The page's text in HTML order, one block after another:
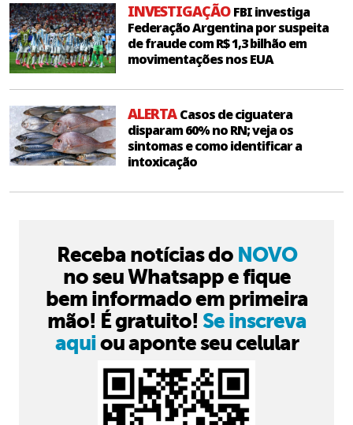
INVESTIGAÇÃOFBI investiga
Federação Argentina por suspeita
de fraude com R$ 1,3 bilhão em
movimentações nos EUA
ALERTACasos de ciguatera
disparam 60% no RN; veja os
sintomas e como identificar a
intoxicação
Receba notícias do NOVO
no seu Whatsapp e fique
bem informado em primeira
mão! É gratuito! Se inscreva
aquiou aponte seu celular